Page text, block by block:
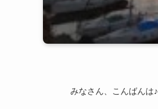
みなさん、こんばんは♪